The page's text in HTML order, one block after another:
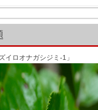
イロオナガシジミ-1」